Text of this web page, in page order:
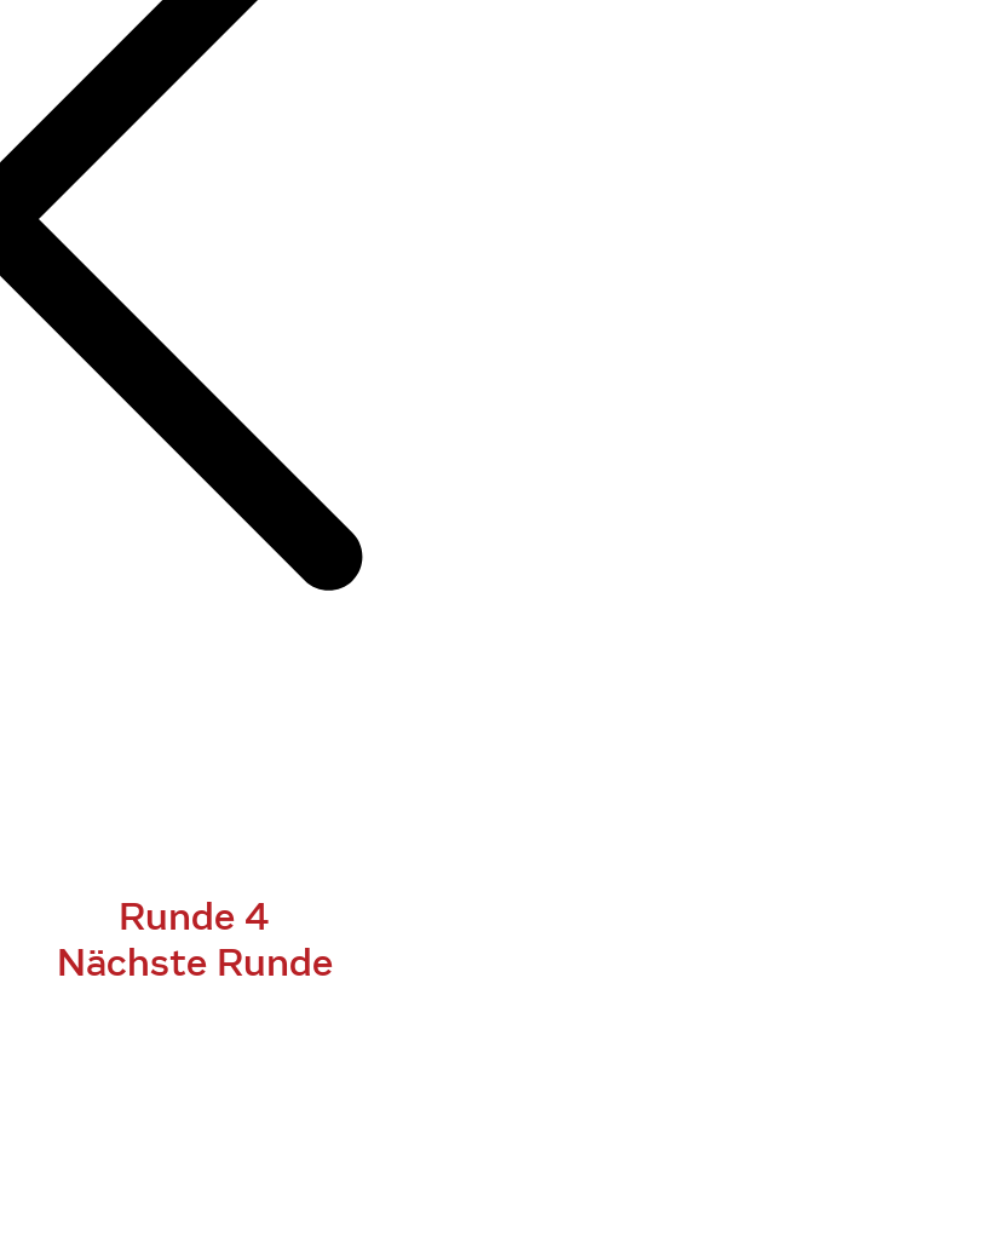
Runde 4
Nächste Runde